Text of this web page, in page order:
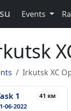
Events
Irkutsk XC
1 41 км
06-2022